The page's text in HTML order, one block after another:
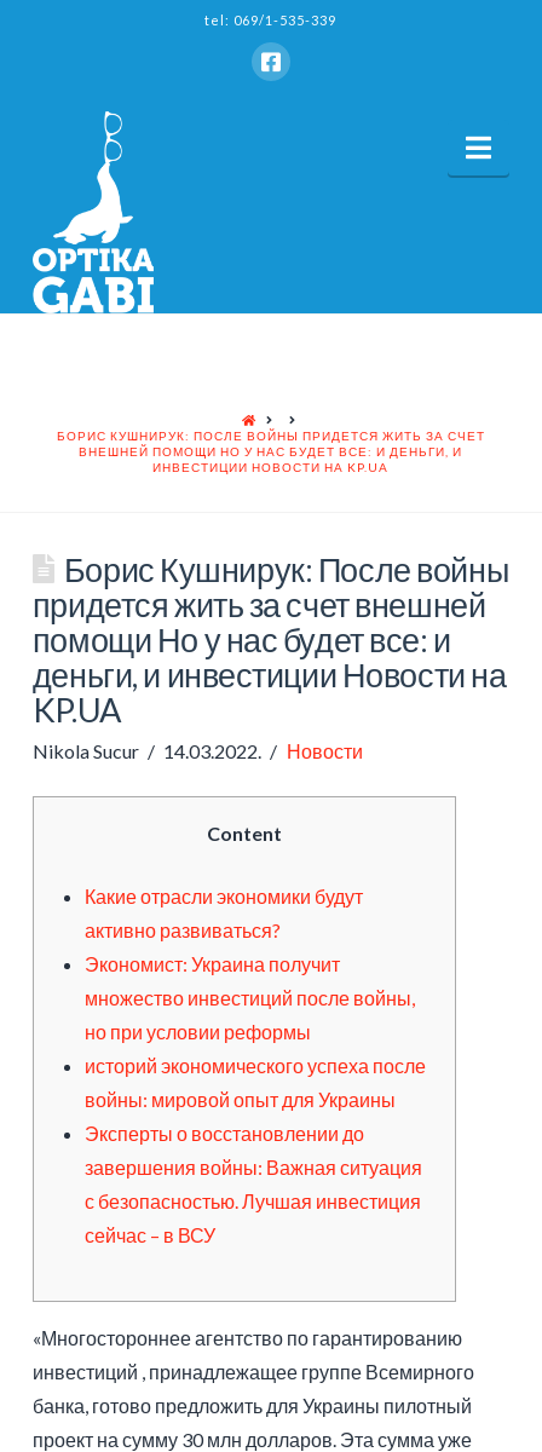
tel: 069/1-535-339
HOME
БОРИС КУШНИРУК: ПОСЛЕ ВОЙНЫ ПРИДЕТСЯ ЖИТЬ ЗА СЧЕТ
ВНЕШНЕЙ ПОМОЩИ НО У НАС БУДЕТ ВСЕ: И ДЕНЬГИ, И
ИНВЕСТИЦИИ НОВОСТИ НА KP.UA
Борис Кушнирук: После войны
придется жить за счет внешней
помощи Но у нас будет все: и
деньги, и инвестиции Новости на
KP.UA
Nikola Sucur 14.03.2022. Новости
Content
Какие отрасли экономики будут
активно развиваться?
Экономист: Украина получит
множество инвестиций после войны,
но при условии реформы
историй экономического успеха после
войны: мировой опыт для Украины
Эксперты о восстановлении до
завершения войны: Важная ситуация
с безопасностью. Лучшая инвестиция
сейчас – в ВСУ
«Многостороннее агентство по гарантированию
инвестиций , принадлежащее группе Всемирного
банка, готово предложить для Украины пилотный
проект на сумму 30 млн долларов. Эта сумма уже